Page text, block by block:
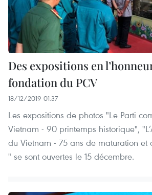
Des expositions en
fondation du PCV
18/12/2019 01:37
Les expositions de photos "Le Parti
Vietnam - 90 printemps historique",
du Vietnam - 75 ans de maturation et
" se sont ouvertes le 15 décembre.